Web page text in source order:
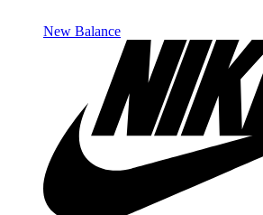
New Balance